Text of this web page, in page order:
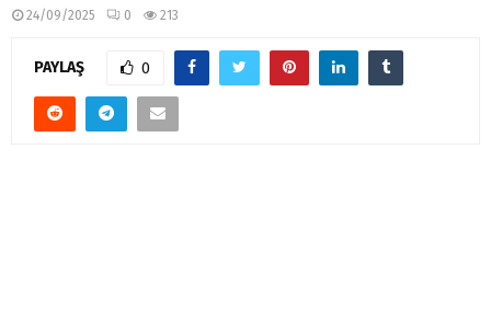
24/09/2025 0 213
PAYLAŞ 0